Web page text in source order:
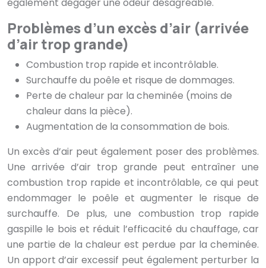
également dégager une odeur désagréable.
Problèmes d’un excès d’air (arrivée
d’air trop grande)
Combustion trop rapide et incontrôlable.
Surchauffe du poêle et risque de dommages.
Perte de chaleur par la cheminée (moins de
chaleur dans la pièce).
Augmentation de la consommation de bois.
Un excès d’air peut également poser des problèmes.
Une arrivée d’air trop grande peut entraîner une
combustion trop rapide et incontrôlable, ce qui peut
endommager le poêle et augmenter le risque de
surchauffe. De plus, une combustion trop rapide
gaspille le bois et réduit l’efficacité du chauffage, car
une partie de la chaleur est perdue par la cheminée.
Un apport d’air excessif peut également perturber la